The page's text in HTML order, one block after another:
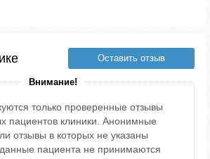
Оставить отзыв
Внимание!
только проверенные отзывы
пациентов клиники. Анонимные
отзывы в которых не указаны
данные пациента не принимаются